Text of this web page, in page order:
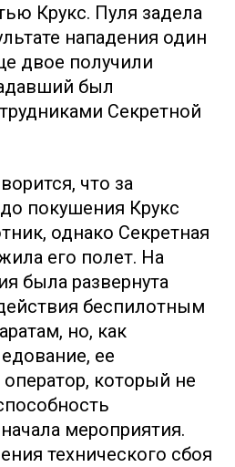
Крукс. Пуля задела
нападения один
двое получили
был
Секретной
что за
покушения Крукс
однако Секретная
его полет. На
была развернута
беспилотным
но, как
ее
который не
мероприятия.
технического сбоя